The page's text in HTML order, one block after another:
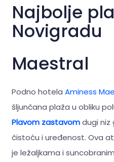
Najbolje
Novigradu
Maestral
Podno hotela Aminess
šljunčana plaža u obliku
Plavom zastavomdugi niz
čistoću i uređenost. Ova
je ležaljkama i